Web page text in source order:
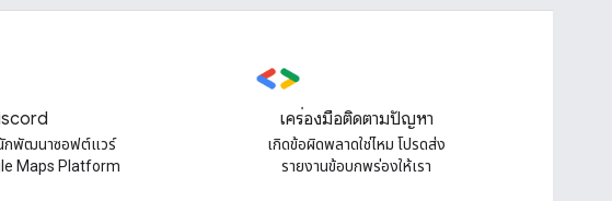
กพัฒนาซอฟต์แวร์
Maps Platform
เครื่องมือติดตามปัญหา
เกิดข้อผิดพลาดใช่ไหม โปรดส่ง
รายงานข้อบกพร่องให้เรา